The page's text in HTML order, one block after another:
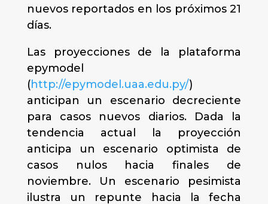
nuevos reportados en los próximos 21
días.
Las proyecciones de la plataforma
epymodel
(http://epymodel.uaa.edu.py/)
anticipan un escenario decreciente
para casos nuevos diarios. Dada la
tendencia actual la proyección
anticipa un escenario optimista de
casos nulos hacia finales de
noviembre. Un escenario pesimista
ilustra un repunte hacia la fecha